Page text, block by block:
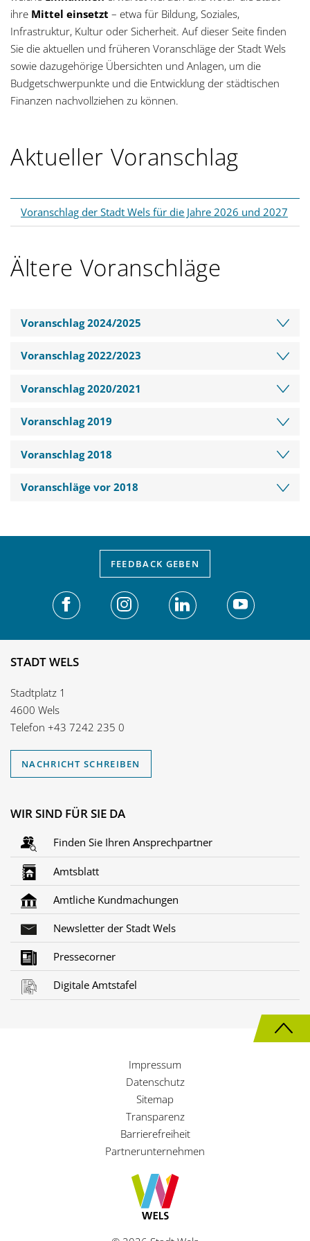
a
ihre Mittel einsetzt – etwa für Bildung, Soziales,
Infrastruktur, Kultur oder Sicherheit. Auf dieser Seite finden
Sie die aktuellen und früheren Voranschläge der Stadt Wels
sowie dazugehörige Übersichten und Anlagen, um die
Budgetschwerpunkte und die Entwicklung der städtischen
Finanzen nachvollziehen zu können.
Aktueller Voranschlag
Voranschlag der Stadt Wels für die Jahre 2026 und 2027
Ältere Voranschläge
Voranschlag 2024/2025
Voranschlag 2022/2023
Voranschlag 2020/2021
Voranschlag 2019
Voranschlag 2018
Voranschläge vor 2018
FEEDBACK GEBEN
STADT WELS
Stadtplatz 1
4600 Wels
Telefon +43 7242 235 0
NACHRICHT SCHREIBEN
WIR SIND FÜR SIE DA
Finden Sie Ihren Ansprechpartner
Amtsblatt
Amtliche Kundmachungen
Newsletter der Stadt Wels
Pressecorner
Digitale Amtstafel
Impressum
Datenschutz
Sitemap
Transparenz
Barrierefreiheit
Partnerunternehmen